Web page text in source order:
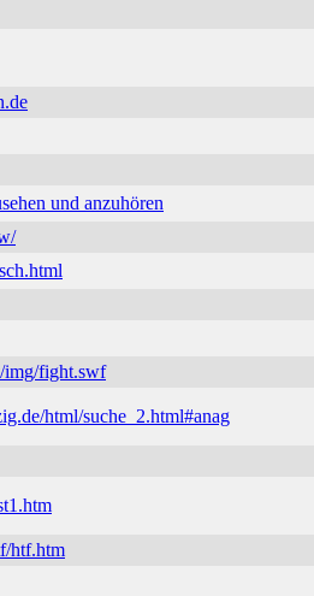
und anzuhören
img/fight.swf
html/suche_2.html#anag
htf.htm